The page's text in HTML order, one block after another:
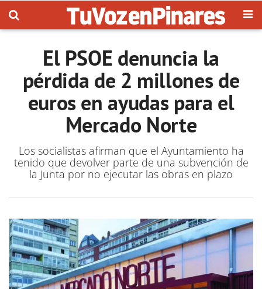
El PSOE denuncia la
pérdida de 2 millones de
euros en ayudas para el
Mercado Norte
Los socialistas afirman que el Ayuntamiento ha
tenido que devolver parte de una subvención de
la Junta por no ejecutar las obras en plazo